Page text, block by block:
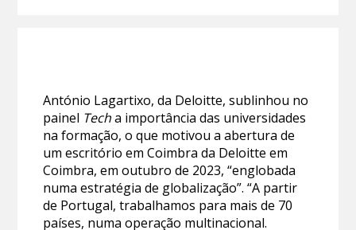
António Lagartixo, da Deloitte, sublinhou no
painel Techa importância das universidades
na formação, o que motivou a abertura de
um escritório em Coimbra da Deloitte em
Coimbra, em outubro de 2023, “englobada
numa estratégia de globalização”. “A partir
de Portugal, trabalhamos para mais de 70
países, numa operação multinacional.